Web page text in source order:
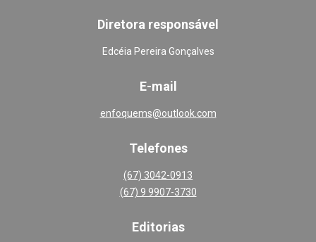
Diretora responsável
Edcéia Pereira Gonçalves
E-mail
enfoquems@outlook.com
Telefones
(67) 3042-0913
(67) 9 9907-3730
Editorias